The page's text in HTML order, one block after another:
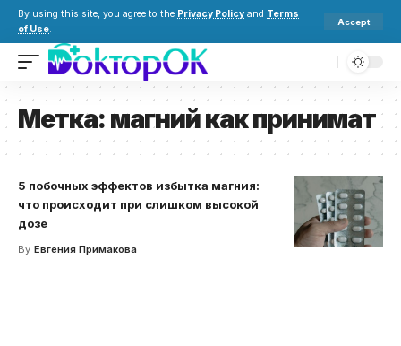
By using this site, you agree to the Privacy Policy and Terms
of Use.
Accept
Метка: магний как принимат
5 побочных эффектов избытка магния:
что происходит при слишком высокой
дозе
By Евгения Примакова